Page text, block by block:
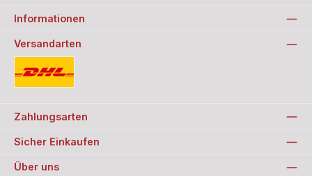
Informationen
Versandarten
Zahlungsarten
Sicher Einkaufen
Über uns